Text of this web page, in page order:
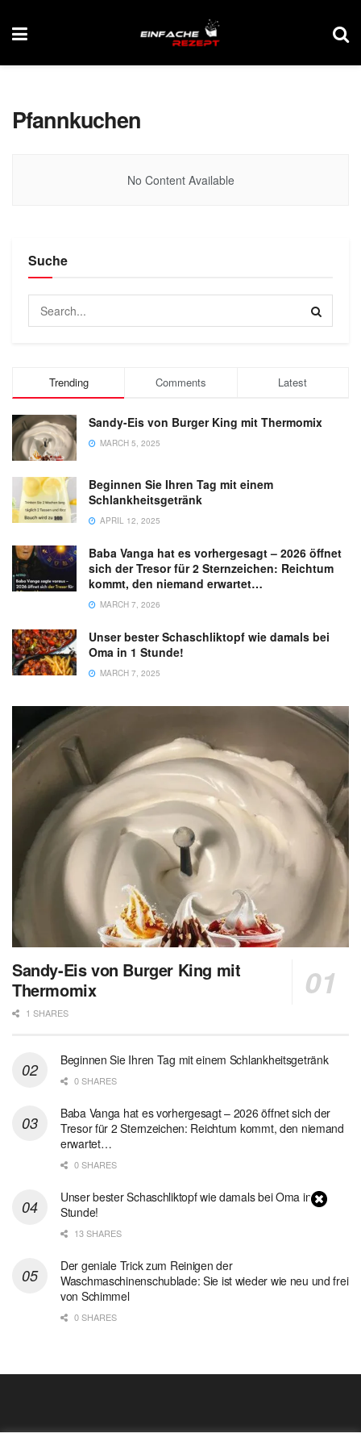
Pfannkuchen
No Content Available
Suche
Trending Comments Latest
Sandy-Eis von Burger King mit Thermomix
MARCH 5, 2025
Beginnen Sie Ihren Tag mit einem
Schlankheitsgetränk
APRIL 12, 2025
Baba Vanga hat es vorhergesagt – 2026 öffnet
sich der Tresor für 2 Sternzeichen: Reichtum
kommt, den niemand erwartet…
MARCH 7, 2026
Unser bester Schaschliktopf wie damals bei
Oma in 1 Stunde!
MARCH 7, 2025
Sandy-Eis von Burger King mit
Thermomix
1 SHARES
Beginnen Sie Ihren Tag mit einem Schlankheitsgetränk
0 SHARES
Baba Vanga hat es vorhergesagt – 2026 öffnet sich der
Tresor für 2 Sternzeichen: Reichtum kommt, den niemand
erwartet…
0 SHARES
Unser bester Schaschliktopf wie damals bei Oma in 1
Stunde!
13 SHARES
Der geniale Trick zum Reinigen der
Waschmaschinenschublade: Sie ist wieder wie neu und frei
von Schimmel
0 SHARES